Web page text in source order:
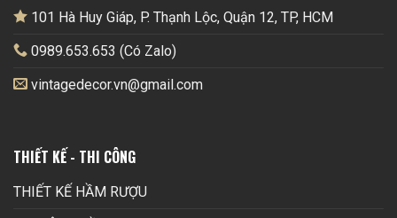
101 Hà Huy Giáp, P. Thạnh Lộc, Quận 12, TP, HCM
0989.653.653 (Có Zalo)
vintagedecor.vn@gmail.com
THIẾT KẾ - THI CÔNG
THIẾT KẾ HẦM RƯỢU